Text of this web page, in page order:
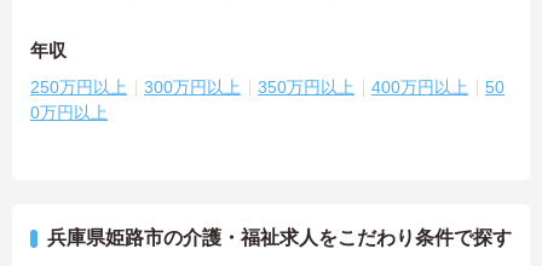
年収
250万円以上 300万円以上 350万円以上 400万円以上
50
0万円以上
兵庫県姫路市の介護・福祉求人をこだわり条件で探す